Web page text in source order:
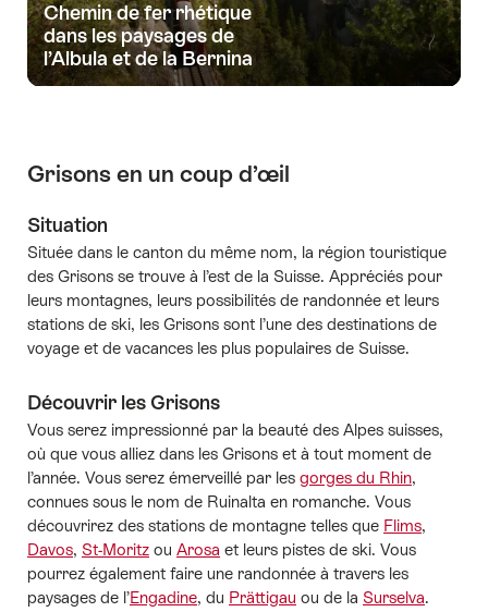
Chemin de fer rhétique
dans les paysages de
l’Albula et de la Bernina
Grisons en un coup d’œil
Situation
Située dans le canton du même nom, la région touristique
des Grisons se trouve à l’est de la Suisse. Appréciés pour
leurs montagnes, leurs possibilités de randonnée et leurs
stations de ski, les Grisons sont l’une des destinations de
voyage et de vacances les plus populaires de Suisse.
Découvrir les Grisons
Vous serez impressionné par la beauté des Alpes suisses,
où que vous alliez dans les Grisons et à tout moment de
l’année. Vous serez émerveillé par les gorges du Rhin,
connues sous le nom de Ruinalta en romanche. Vous
découvrirez des stations de montagne telles que Flims,
Davos, St-Moritz ou Arosa et leurs pistes de ski. Vous
pourrez également faire une randonnée à travers les
paysages de l’Engadine, du Prättigau ou de la Surselva.